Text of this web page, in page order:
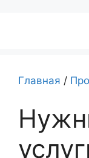
Главная /